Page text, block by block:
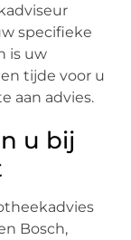
specifieke
is uw
tijde voor u
aan advies.
u bij
Bosch,